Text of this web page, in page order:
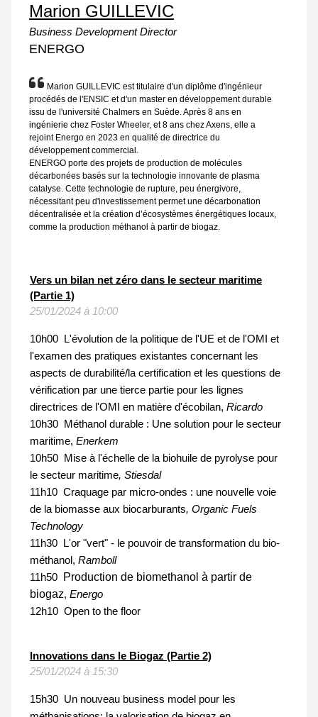
Marion GUILLEVIC
Business Development Director
ENERGO
Marion GUILLEVIC est titulaire d'un diplôme d'ingénieur
procédés de l'ENSIC et d'un master en développement durable
issu de l'université Chalmers en Suède. Après 8 ans en
ingénierie chez Foster Wheeler, et 8 ans chez Axens, elle a
rejoint Energo en 2023 en qualité de directrice du
développement commercial.
ENERGO porte des projets de production de molécules
décarbonées basés sur la technologie innovante de plasma
catalyse. Cette technologie de rupture, peu énergivore,
nécessitant peu d'investissement permet une décarbonation
décentralisée et la création d’écosystèmes énergétiques locaux,
comme la production méthanol à partir de biogaz.
Vers un bilan net zéro dans le secteur maritime
(Partie 1)
25/01/2024 à 10:00
10h00 L'évolution de la politique de l'UE et de l'OMI et
l'examen des pratiques existantes concernant les
aspects de durabilité/la certification et les questions de
vérification par une tierce partie pour les lignes
directrices de l'OMI en matière d'écobilan, Ricardo
10h30 Méthanol durable : Une solution pour le secteur
maritime, Enerkem
10h50 Mise à l'échelle de la biohuile de pyrolyse pour
le secteur maritime, Stiesdal
11h10 Craquage par micro-ondes : une nouvelle voie
de la biomasse aux biocarburants, Organic Fuels
Technology
11h30 L'or "vert" - le pouvoir de transformation du bio-
méthanol, Ramboll
11h50
Production de biomethanol à partir de
biogaz, Energo
12h10 Open to the floor
Innovations dans le Biogaz (Partie 2)
25/01/2024 à 15:30
15h30 Un nouveau business model pour les